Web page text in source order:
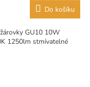
Do košíku
GU10 10W
1250lm stmívatelné